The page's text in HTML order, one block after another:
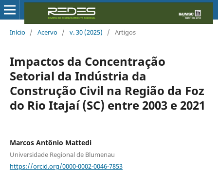
Início / Acervo / v. 30 (2025) / Artigos
Impactos da Concentração
Setorial da Indústria da
Construção Civil na Região da Foz
do Rio Itajaí (SC) entre 2003 e 2021
Marcos Antônio Mattedi
Universidade Regional de Blumenau
https://orcid.org/0000-0002-0046-7853